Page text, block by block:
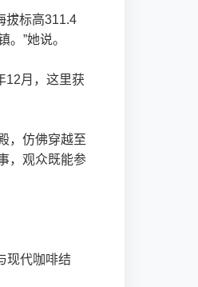
拔标高311.4
”她说。
12月，这里获
，仿佛穿越至
，观众既能参
现代咖啡结